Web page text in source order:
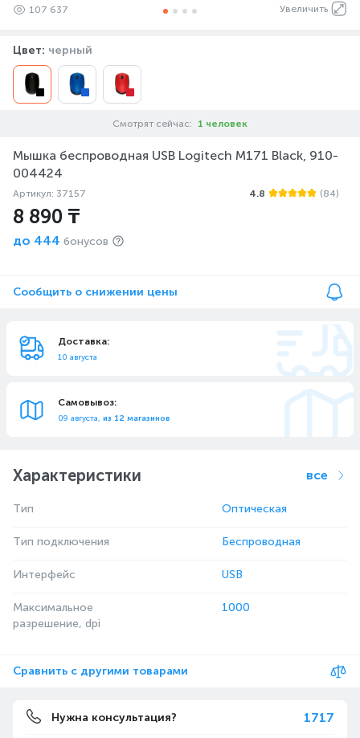
Увеличить
107 637
Цвет: черный
Смотрят сейчас: 1 человек
Мышка беспроводная USB Logitech M171 Black, 910-
004424
Артикул: 37157 4.8 (84)
8 890 ₸
до 444 бонусов
Сообщить о снижении цены
Доставка:
10 августа
Самовывоз:
09 августа, из 12 магазинов
Характеристики все
Тип Оптическая
Тип подключения Беспроводная
Интерфейс USB
Максимальное
разрешение, dpi
1000
Сравнить с другими товарами
Нужна консультация? 1717